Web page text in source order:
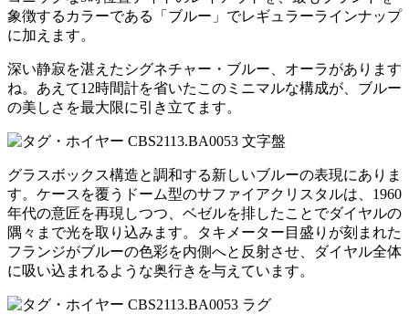
象徴するカラーである「ブルー」でレギュラーラインナップ
に加えます。
深い静寂を湛えたシグネチャー・ブルー、オーラがあります
ね。あえて12時間計を省いたこのミニマルな構成が、ブルー
の美しさを最大限に引き立てます。
グラスボックス構造と調和する新しいブルーの表現にありま
す。ケースを覆うドーム型のサファイアクリスタルは、1960
年代の意匠を再現しつつ、ベゼルを排したことでダイヤルの
隅々まで光を取り込みます。タキメーター目盛りが刻まれた
フランジがブルーの色彩を内側へと反射させ、ダイヤル全体
に吸い込まれるような奥行きを与えています。